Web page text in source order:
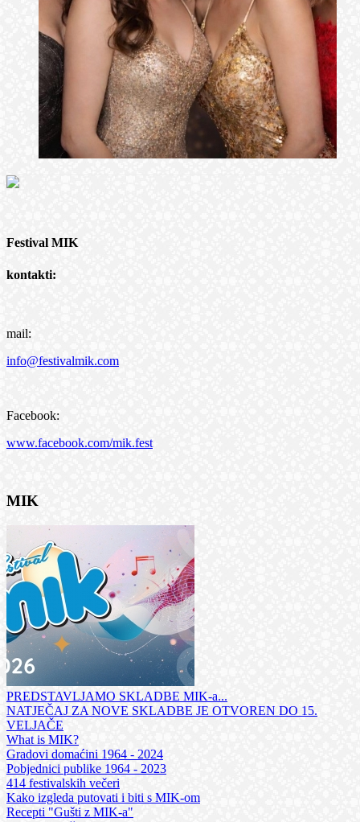
Festival MIK
kontakti:
mail:
info@festivalmik.com
Facebook:
www.facebook.com/mik.fest
MIK
PREDSTAVLJAMO SKLADBE MIK-a...
NATJEČAJ ZA NOVE SKLADBE JE OTVOREN DO 15.
VELJAČE
What is MIK?
Gradovi domaćini 1964 - 2024
Pobjednici publike 1964 - 2023
414 festivalskih večeri
Kako izgleda putovati i biti s MIK-om
Recepti "Gušti z MIK-a"